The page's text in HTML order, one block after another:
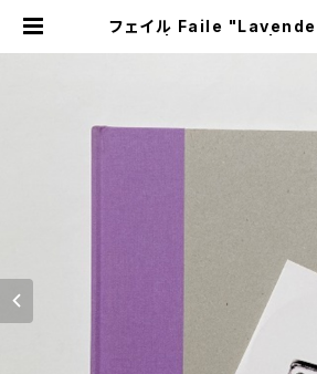
フェイル Faile